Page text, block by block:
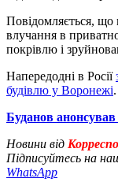
Повідомляється, що
влучання в
покрівлю і
Напередодні в Росії
будівлю у Воронежі.
Буданов
Новини від
Підписуйтесь на
WhatsApp